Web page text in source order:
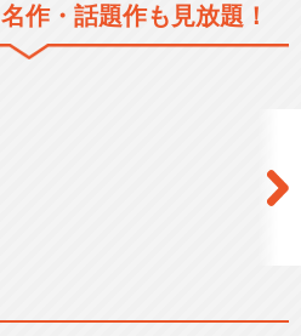
名作・話題作も見放題！